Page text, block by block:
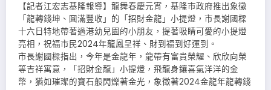
【記者江宏志基隆報導】龍舞春慶元宵，基隆市政府推出象徵
「龍轉錢坤、圓滿豐收」的「招財金龍」小提燈，市長謝國樑
十六日特地帶著過港幼兒園的小朋友，提著吸睛可愛的小提燈
亮相，祝福市民2024年龍鳳呈祥、財到福到好運到。
市長謝國樑指出，今年是金龍年，龍帶有富貴榮耀、欣欣向榮
等吉祥寓意，「招財金龍」小提燈，飛龍身鑲喜氣洋洋的金
幣，猶如璀璨的寶石般閃爍著金光，象徵著2024金龍年龍轉錢